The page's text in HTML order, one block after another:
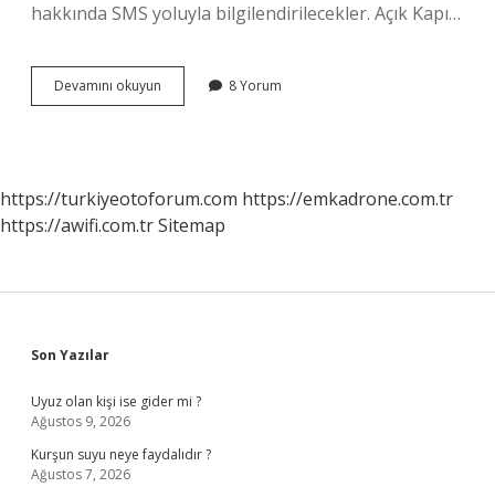
hakkında SMS yoluyla bilgilendirilecekler. Açık Kapı…
Devamını okuyun
Kapı
8 Yorum
https://turkiyeotoforum.com https://emkadrone.com.tr
https://awifi.com.trSitemap
Sidebar
Son Yazılar
Uyuz olan kişi ise gider mi ?
Ağustos 9, 2026
Kurşun suyu neye faydalıdır ?
Ağustos 7, 2026